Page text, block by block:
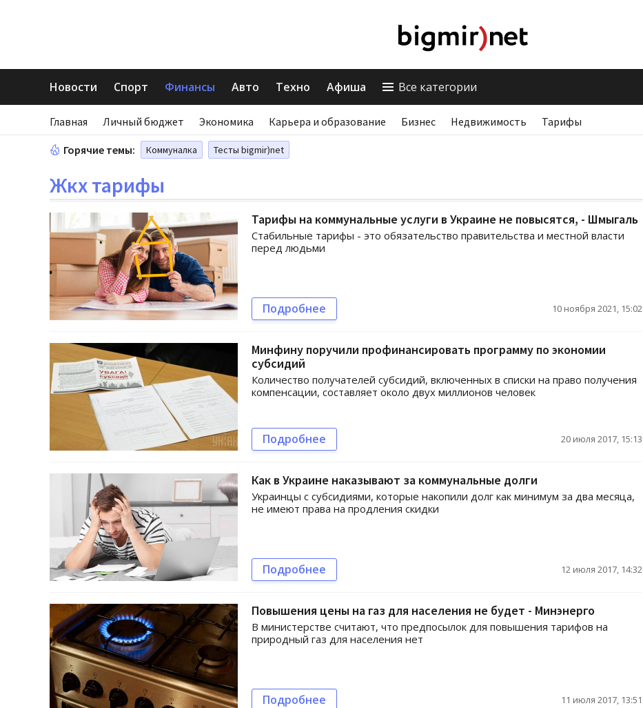
Новости Спорт Финансы Авто Техно Афиша Все категории
Главная Личный бюджет Экономика Карьера и образование Бизнес Недвижимость Тарифы
Горячие темы: Коммуналка Тесты bigmir)net
Жкх тарифы
Тарифы на коммунальные услуги в Украине не повысятся, - Шмыгаль
Стабильные тарифы - это обязательство правительства и местной власти
перед людьми
Подробнее 10 ноября 2021, 15:02
Минфину поручили профинансировать программу по экономии
субсидий
Количество получателей субсидий, включенных в списки на право получения
компенсации, составляет около двух миллионов человек
Подробнее 20 июля 2017, 15:13
Как в Украине наказывают за коммунальные долги
Украинцы с субсидиями, которые накопили долг как минимум за два месяца,
не имеют права на продления скидки
Подробнее 12 июля 2017, 14:32
Повышения цены на газ для населения не будет - Минэнерго
В министерстве считают, что предпосылок для повышения тарифов на
природный газ для населения нет
Подробнее 11 июля 2017, 13:51